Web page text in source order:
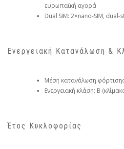
ευρωπαϊκή αγορά
Dual SIM: 2×nano-SIM, dual-
Ενεργειακή Κατανάλωση &
Μέση κατανάλωση
Ενεργειακή κλάση: B
Έτος Κυκλοφορίας